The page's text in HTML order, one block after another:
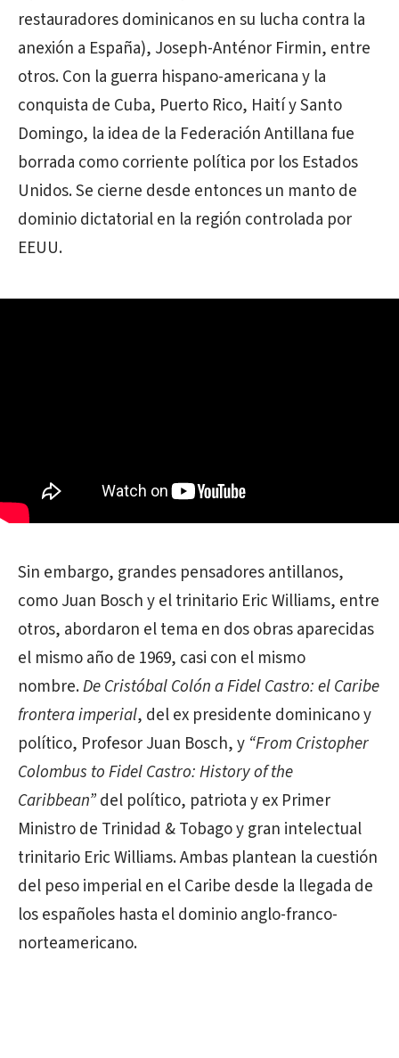
restauradores dominicanos en su lucha contra la
anexión a España), Joseph-Anténor Firmin, entre
otros. Con la guerra hispano-americana y la
conquista de Cuba, Puerto Rico, Haití y Santo
Domingo, la idea de la Federación Antillana fue
borrada como corriente política por los Estados
Unidos. Se cierne desde entonces un manto de
dominio dictatorial en la región controlada por
EEUU.
Sin embargo, grandes pensadores antillanos,
como Juan Bosch y el trinitario Eric Williams, entre
otros, abordaron el tema en dos obras aparecidas
el mismo año de 1969, casi con el mismo
nombre.De Cristóbal Colón a Fidel Castro: el Caribe
frontera imperial, del ex presidente dominicano y
político, Profesor Juan Bosch, y “From Cristopher
Colombus to Fidel Castro: History of the
Caribbean”del político, patriota y ex Primer
Ministro de Trinidad & Tobago y gran intelectual
trinitario Eric Williams. Ambas plantean la cuestión
del peso imperial en el Caribe desde la llegada de
los españoles hasta el dominio anglo-franco-
norteamericano.